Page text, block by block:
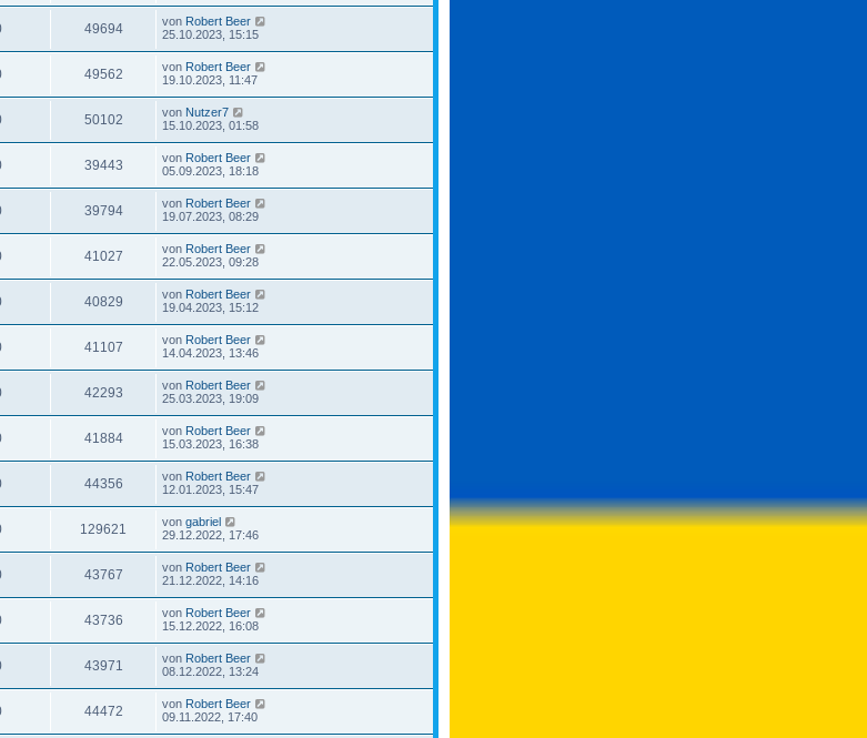
49694 von Robert Beer
25.10.2023, 15:15
49562 von Robert Beer
19.10.2023, 11:47
50102 von Nutzer7
15.10.2023, 01:58
39443 von Robert Beer
05.09.2023, 18:18
39794 von Robert Beer
19.07.2023, 08:29
41027 von Robert Beer
22.05.2023, 09:28
40829 von Robert Beer
19.04.2023, 15:12
41107 von Robert Beer
14.04.2023, 13:46
42293 von Robert Beer
25.03.2023, 19:09
41884 von Robert Beer
15.03.2023, 16:38
44356 von Robert Beer
12.01.2023, 15:47
129621 von gabriel
29.12.2022, 17:46
43767 von Robert Beer
21.12.2022, 14:16
43736 von Robert Beer
15.12.2022, 16:08
43971 von Robert Beer
08.12.2022, 13:24
44472 von Robert Beer
09.11.2022, 17:40